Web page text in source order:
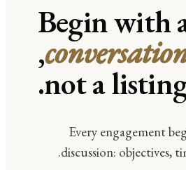
Begin with
,
not a
Every engagement
discussion: objectives,